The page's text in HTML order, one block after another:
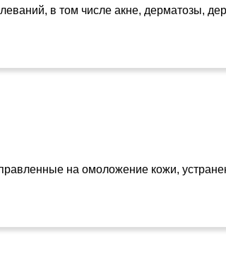
в том числе акне, дерматозы,
на омоложение кожи,